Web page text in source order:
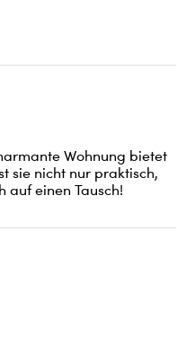
Wohnung bietet
sie nicht nur praktisch,
auf einen Tausch!